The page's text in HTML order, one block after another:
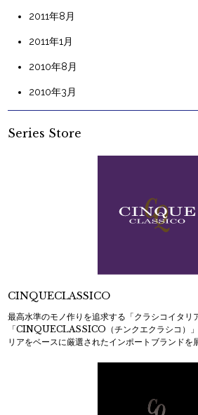
2011年8月
2011年1月
2010年8月
2010年3月
Series Store
CINQUECLASSICO
最高水準のモノ作りを追求する「クラシコイタリ
「CINQUECLASSICO（チンクエクラシコ）
リアをベースに厳選されたインポートブランドを